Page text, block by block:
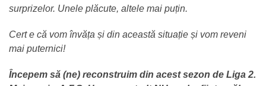
surprizelor. Unele plăcute, altele mai puțin.
Cert e că vom învăța și din această situație și vom reveni
mai puternici!
Începem să (ne) reconstruim din acest sezon de Liga 2.